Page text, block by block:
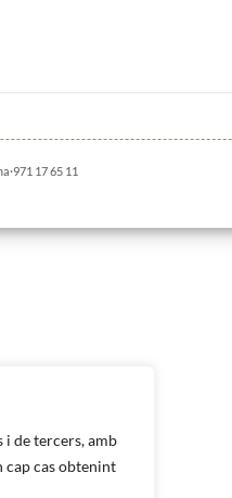
i de tercers, amb
cap cas obtenint
17 65 11